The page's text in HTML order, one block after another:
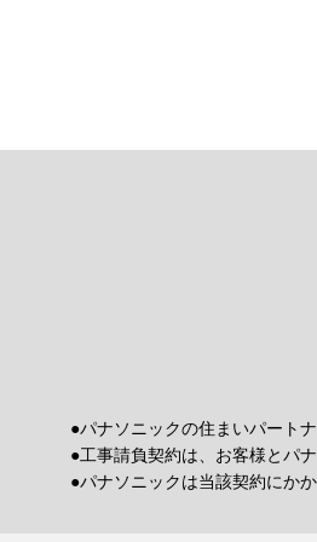
●パナソニックの住まいパート
●工事請負契約は、お客様とパ
●パナソニックは当該契約にか